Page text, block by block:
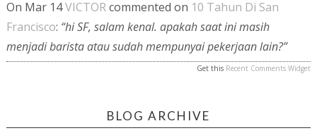
On Mar 14VICTORcommented on 10 Tahun Di San
Francisco: “hi SF, salam kenal. apakah saat ini masih
menjadi barista atau sudah mempunyai pekerjaan lain?”
Get this Recent Comments Widget
BLOG ARCHIVE